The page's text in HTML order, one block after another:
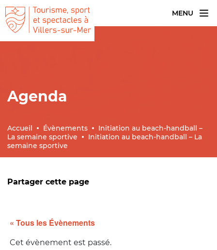
MENU
Accueil Évènements
Initiation au beach-handball –
La semaine sportive
Initiation au beach-handball – La
semaine sportive
Agenda
Partager cette page
« Tous les Évènements
Cet évènement est passé.